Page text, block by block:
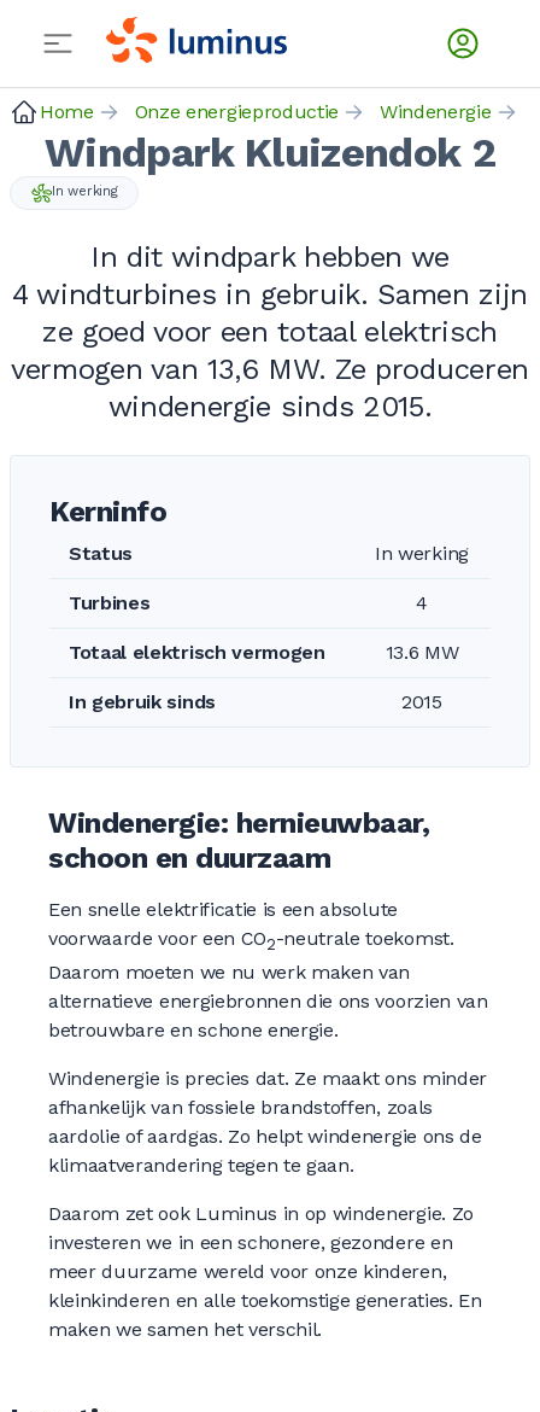
Home Onze energieproductie Windenergie
Windpark Kluizendok 2
In werking
In dit windpark hebben we
4 windturbines in gebruik. Samen zijn
ze goed voor een totaal elektrisch
vermogen van 13,6 MW. Ze produceren
windenergie sinds 2015.
Kerninfo
Status In werking
Turbines 4
Totaal elektrisch vermogen 13.6 MW
In gebruik sinds 2015
Windenergie: hernieuwbaar,
schoon en duurzaam
Een snelle elektrificatie is een absolute
voorwaarde voor een CO2-neutrale toekomst.
Daarom moeten we nu werk maken van
alternatieve energiebronnen die ons voorzien van
betrouwbare en schone energie.
Windenergie is precies dat. Ze maakt ons minder
afhankelijk van fossiele brandstoffen, zoals
aardolie of aardgas. Zo helpt windenergie ons de
klimaatverandering tegen te gaan.
Daarom zet ook Luminus in op windenergie. Zo
investeren we in een schonere, gezondere en
meer duurzame wereld voor onze kinderen,
kleinkinderen en alle toekomstige generaties. En
maken we samen het verschil.